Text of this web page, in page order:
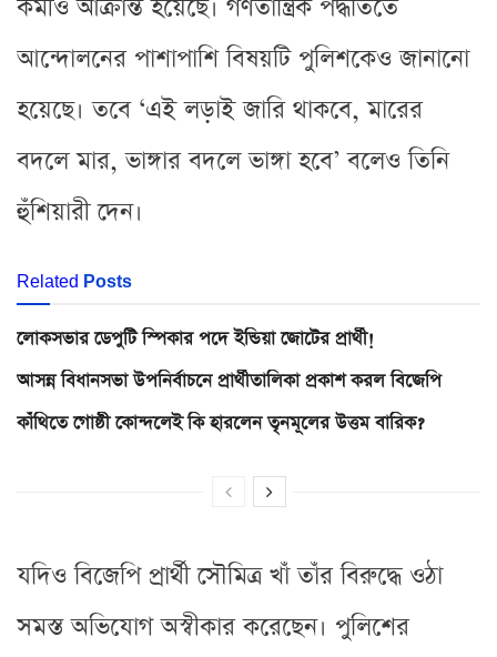
কর্মীও আক্রান্ত হয়েছে। গণতান্ত্রিক পদ্ধতিতে
আন্দোলনের পাশাপাশি বিষয়টি পুলিশকেও জানানো
হয়েছে। তবে ‘এই লড়াই জারি থাকবে, মারের
বদলে মার, ভাঙ্গার বদলে ভাঙ্গা হবে’ বলেও তিনি
হুঁশিয়ারী দেন।
Related Posts
লোকসভার ডেপুটি স্পিকার পদে ইন্ডিয়া জোটের প্রার্থী!
আসন্ন বিধানসভা উপনির্বাচনে প্রার্থীতালিকা প্রকাশ করল বিজেপি
কাঁথিতে গোষ্ঠী কোন্দলেই কি হারলেন তৃনমূলের উত্তম বারিক?
যদিও বিজেপি প্রার্থী সৌমিত্র খাঁ তাঁর বিরুদ্ধে ওঠা
সমস্ত অভিযোগ অস্বীকার করেছেন। পুলিশের